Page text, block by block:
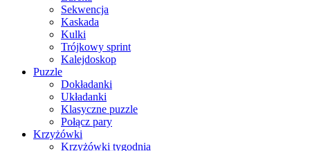
Sekwencja
Kaskada
Kulki
Trójkowy sprint
Kalejdoskop
Puzzle
Dokładanki
Układanki
Klasyczne puzzle
Połącz pary
Krzyżówki
Krzyżówki tygodnia